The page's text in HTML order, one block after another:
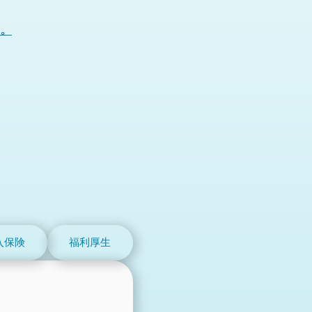
保険 福利厚生